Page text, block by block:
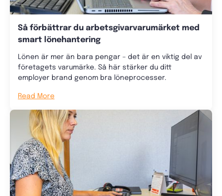
Så förbättrar du arbetsgivarvarumärket med
smart lönehantering
Lönen är mer än bara pengar – det är en viktig del av
företagets varumärke. Så här stärker du ditt
employer brand genom bra löneprocesser.
Read More